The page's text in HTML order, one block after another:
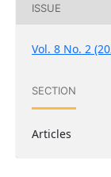
ISSUE
Vol. 8 No. 2
SECTION
Articles